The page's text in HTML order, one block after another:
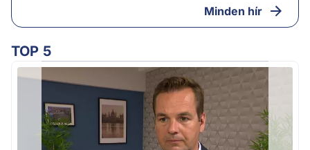
Minden hír
TOP 5